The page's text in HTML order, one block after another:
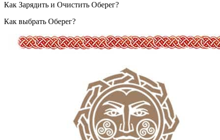
Как Зарядить и Очистить Оберег?
Как выбрать Оберег?